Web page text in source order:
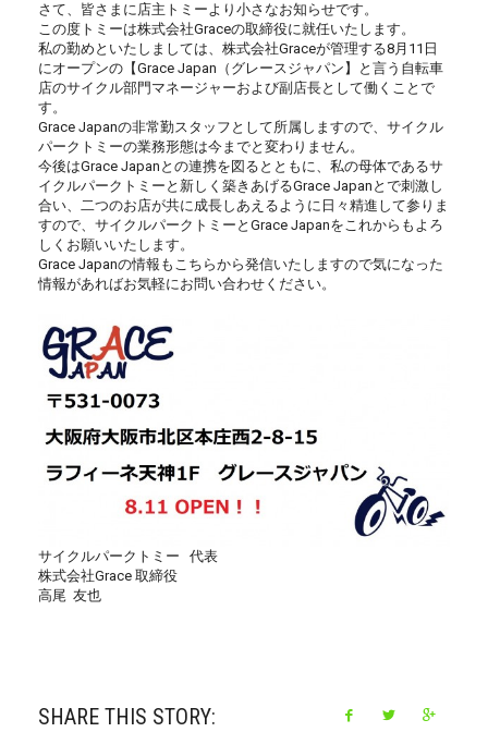
さて、皆さまに店主トミーより小さなお知らせです。
この度トミーは株式会社Graceの取締役に就任いたします。
私の勤めといたしましては、 株式会社Graceが管理する8月11日
にオープンの【Grace Japan（グレースジャパン】
と言う自転車
店のサイクル部門マネージャーおよび副店長として働 くことで
す。
Grace Japanの非常勤スタッフとして所属しますので、 サイクル
パークトミーの業務形態は今までと変わりません。
今後はGrace Japanとの連携を図るとともに、 私の母体であるサ
イクルパークトミーと新しく築きあげるGrace Japanとで刺激し
合い、 二つのお店が共に成長しあえるように日々精進して参りま
すので、 サイクルパークトミーとGrace Japanをこれからもよろ
しくお願いいたします。
Grace Japanの情報もこちらから発信いたしますので気になった
情報があればお気軽にお問い合わせください。
サイクルパークトミー 代表
株式会社Grace 取締役
高尾 友也
SHARE THIS STORY: